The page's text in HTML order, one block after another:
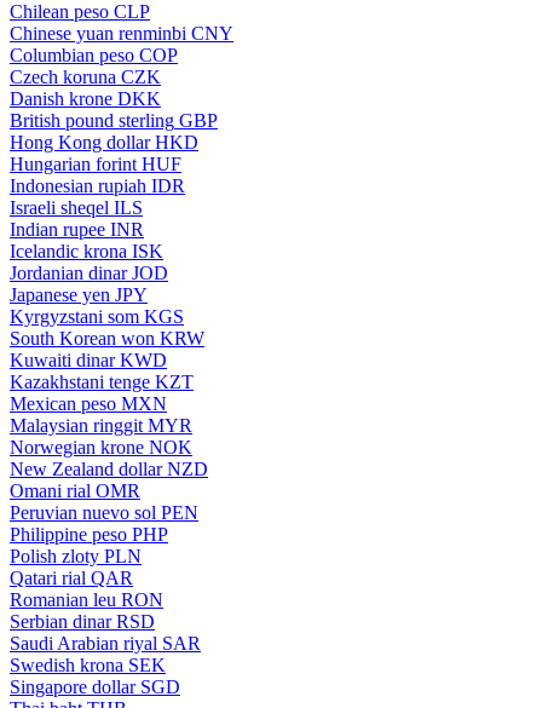
Chilean peso CLP
Chinese yuan renminbi CNY
Columbian peso COP
Czech koruna CZK
Danish krone DKK
British pound sterling GBP
Hong Kong dollar HKD
Hungarian forint HUF
Indonesian rupiah IDR
Israeli sheqel ILS
Indian rupee INR
Icelandic krona ISK
Jordanian dinar JOD
Japanese yen JPY
Kyrgyzstani som KGS
South Korean won KRW
Kuwaiti dinar KWD
Kazakhstani tenge KZT
Mexican peso MXN
Malaysian ringgit MYR
Norwegian krone NOK
New Zealand dollar NZD
Omani rial OMR
Peruvian nuevo sol PEN
Philippine peso PHP
Polish zloty PLN
Qatari rial QAR
Romanian leu RON
Serbian dinar RSD
Saudi Arabian riyal SAR
Swedish krona SEK
Singapore dollar SGD